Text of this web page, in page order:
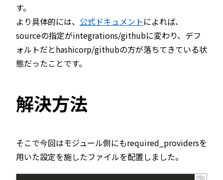
す。
より具体的には、 公式ドキュメントによれば、
sourceの指定がintegrations/githubに変わり、デフ
ォルトだとhashicorp/githubの方が落ちてきている状
態だったことです。
解決方法
そこで今回はモジュール側にもrequired_providersを
用いた設定を施したファイルを配置しました。